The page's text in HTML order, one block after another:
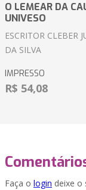
O LEMEAR DA
UNIVESO
ESCRITOR CLEBER
DA SILVA
IMPRESSO
R$ 54,08
Faça o login deixe o